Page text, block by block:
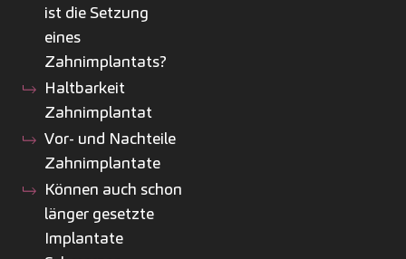
ist die Setzung
eines
Zahnimplantats?
Haltbarkeit
Zahnimplantat
Vor- und Nachteile
Zahnimplantate
Können auch schon
länger gesetzte
Implantate